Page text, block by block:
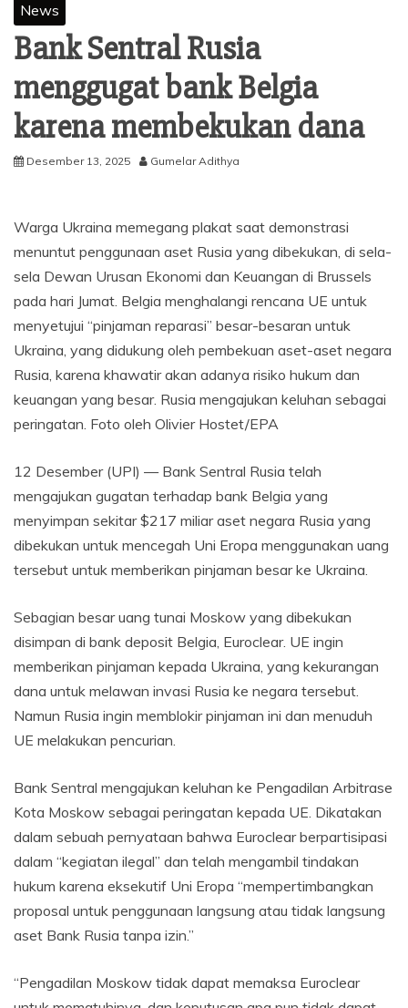
News
Bank Sentral Rusia
menggugat bank Belgia
karena membekukan dana
Desember 13, 2025 Gumelar Adithya
Warga Ukraina memegang plakat saat demonstrasi
menuntut penggunaan aset Rusia yang dibekukan, di sela-
sela Dewan Urusan Ekonomi dan Keuangan di Brussels
pada hari Jumat. Belgia menghalangi rencana UE untuk
menyetujui “pinjaman reparasi” besar-besaran untuk
Ukraina, yang didukung oleh pembekuan aset-aset negara
Rusia, karena khawatir akan adanya risiko hukum dan
keuangan yang besar. Rusia mengajukan keluhan sebagai
peringatan. Foto oleh Olivier Hostet/EPA
12 Desember (UPI) —Bank Sentral Rusia telah
mengajukan gugatan terhadap bank Belgia yang
menyimpan sekitar $217 miliar aset negara Rusia yang
dibekukan untuk mencegah Uni Eropa menggunakan uang
tersebut untuk memberikan pinjaman besar ke Ukraina.
Sebagian besar uang tunai Moskow yang dibekukan
disimpan di bank deposit Belgia, Euroclear. UE ingin
memberikan pinjaman kepada Ukraina, yang kekurangan
dana untuk melawan invasi Rusia ke negara tersebut.
Namun Rusia ingin memblokir pinjaman ini dan menuduh
UE melakukan pencurian.
Bank Sentral mengajukan keluhan ke Pengadilan Arbitrase
Kota Moskow sebagai peringatan kepada UE. Dikatakan
dalam sebuah pernyataan bahwa Euroclear berpartisipasi
dalam “kegiatan ilegal” dan telah mengambil tindakan
hukum karena eksekutif Uni Eropa “mempertimbangkan
proposal untuk penggunaan langsung atau tidak langsung
aset Bank Rusia tanpa izin.”
“Pengadilan Moskow tidak dapat memaksa Euroclear